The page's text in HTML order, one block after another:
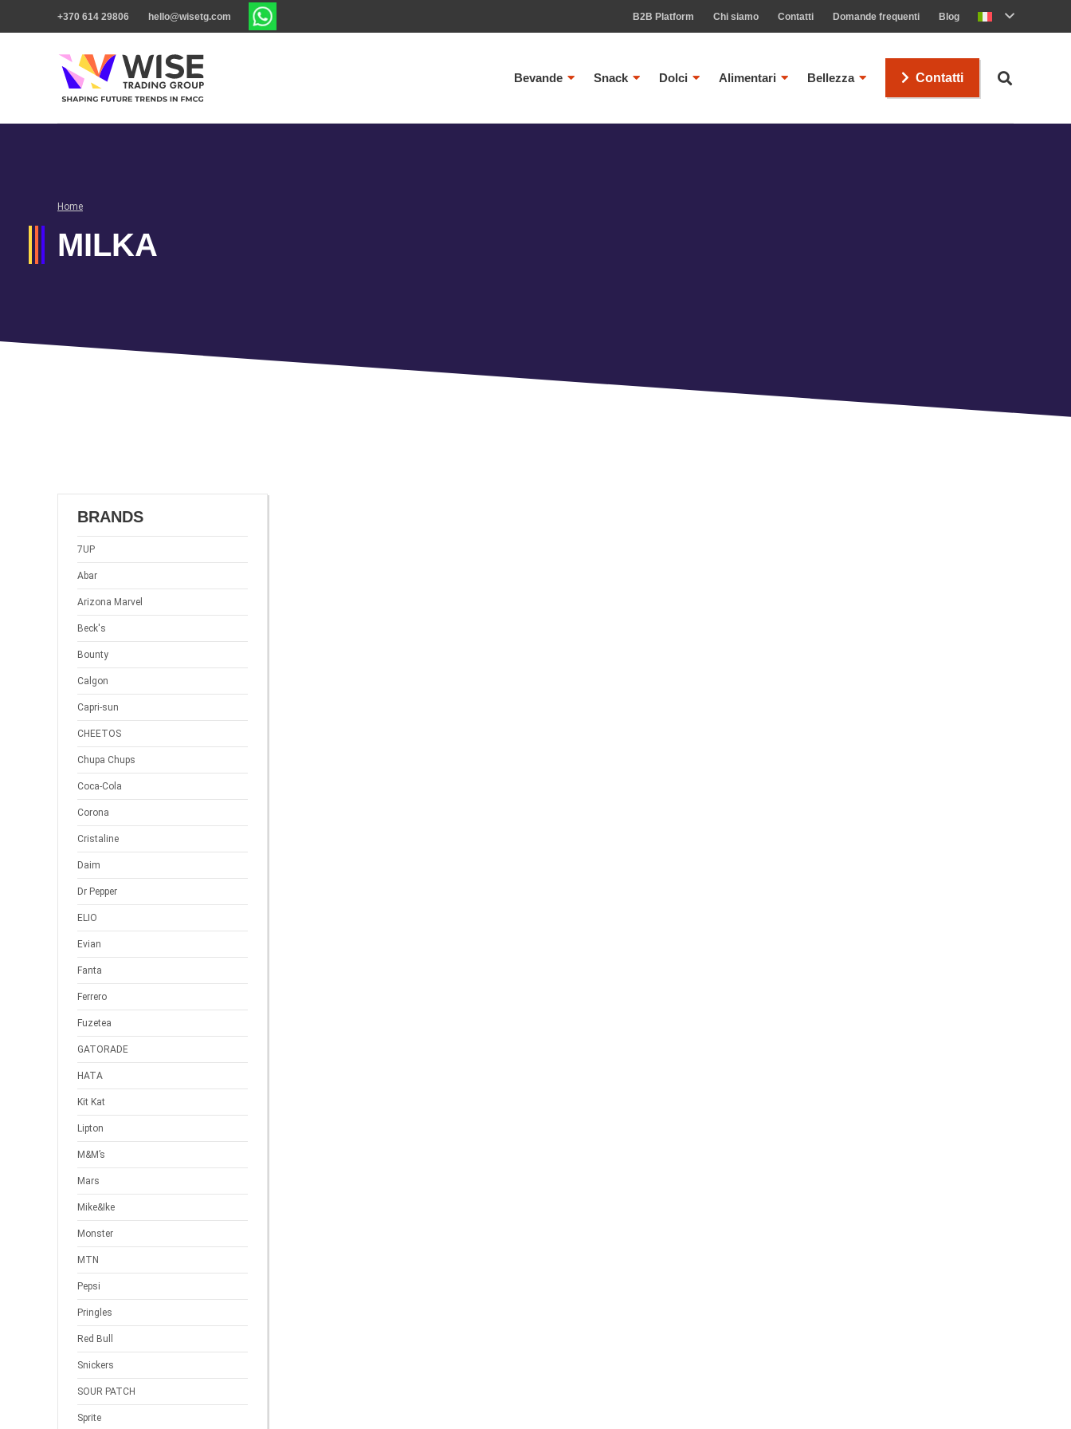
+370 614 29806 hello@wisetg.com B2B Platform Chi siamo Contatti Domande frequenti Blog
Bevande Snack Dolci Alimentari Bellezza Contatti
Home
MILKA
BRANDS
7UP
Abar
Arizona Marvel
Beck's
Bounty
Calgon
Capri-sun
CHEETOS
Chupa Chups
Coca-Cola
Corona
Cristaline
Daim
Dr Pepper
ELIO
Evian
Fanta
Ferrero
Fuzetea
GATORADE
HATA
Kit Kat
Lipton
M&M’s
Mars
Mike&Ike
Monster
MTN
Pepsi
Pringles
Red Bull
Snickers
SOUR PATCH
Sprite